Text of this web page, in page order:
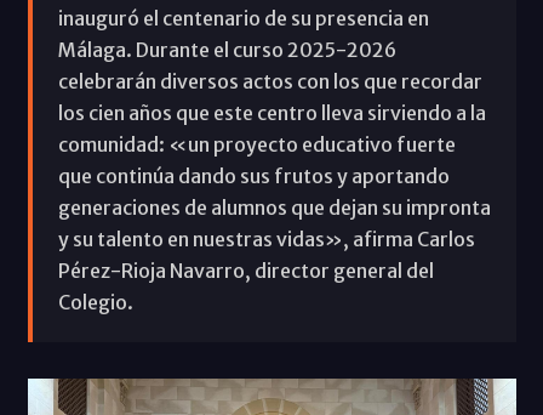
inauguró el centenario de su presencia en
Málaga. Durante el curso 2025-2026
celebrarán diversos actos con los que recordar
los cien años que este centro lleva sirviendo a la
comunidad: «un proyecto educativo fuerte
que continúa dando sus frutos y aportando
generaciones de alumnos que dejan su impronta
y su talento en nuestras vidas», afirma Carlos
Pérez-Rioja Navarro, director general del
Colegio.